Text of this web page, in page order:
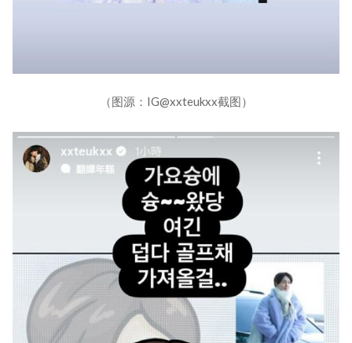
（图源：IG@xxteukxx截图）